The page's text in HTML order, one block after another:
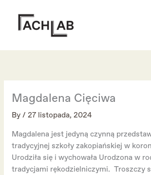
content
Magdalena Cięciwa
By/ 27 listopada, 2024
Magdalena jest jedyną czynną
tradycyjnej szkoły zakopiańskiej w
Urodziła się i wychowała Urodzona w
tradycjami rękodzielniczymi. Troszczy